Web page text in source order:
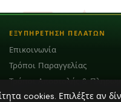
ΕΞΥΠΗΡΕΤΗΣΗ ΠΕΛΑΤΩΝ
Επικοινωνία
Τρόποι Παραγγελίας
Τρόποι Αποστολής &
Blogcookies. Επιλέξτε αν